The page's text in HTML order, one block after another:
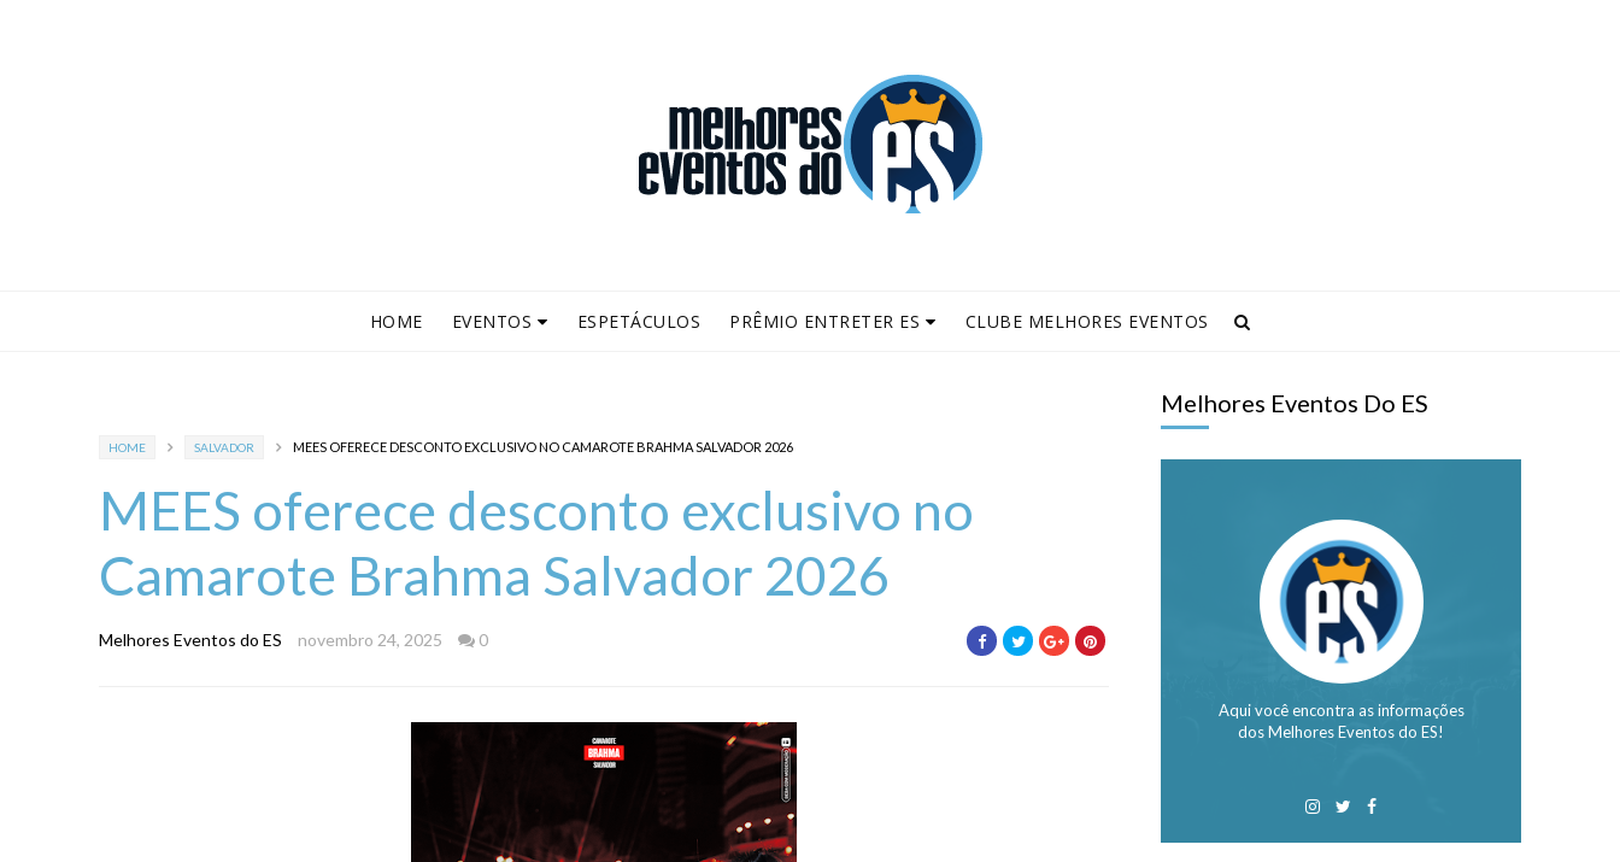
HOME EVENTOS ESPETÁCULOS PRÊMIO ENTRETER ES CLUBE MELHORES EVENTOS
HOME SALVADOR MEES OFERECE DESCONTO EXCLUSIVO NO CAMAROTE BRAHMA SALVADOR 2026
MEES oferece desconto exclusivo no
Camarote Brahma Salvador 2026
Melhores Eventos do ES novembro 24, 2025 0
Melhores Eventos Do ES
Aqui você encontra as informações
dos Melhores Eventos do ES!